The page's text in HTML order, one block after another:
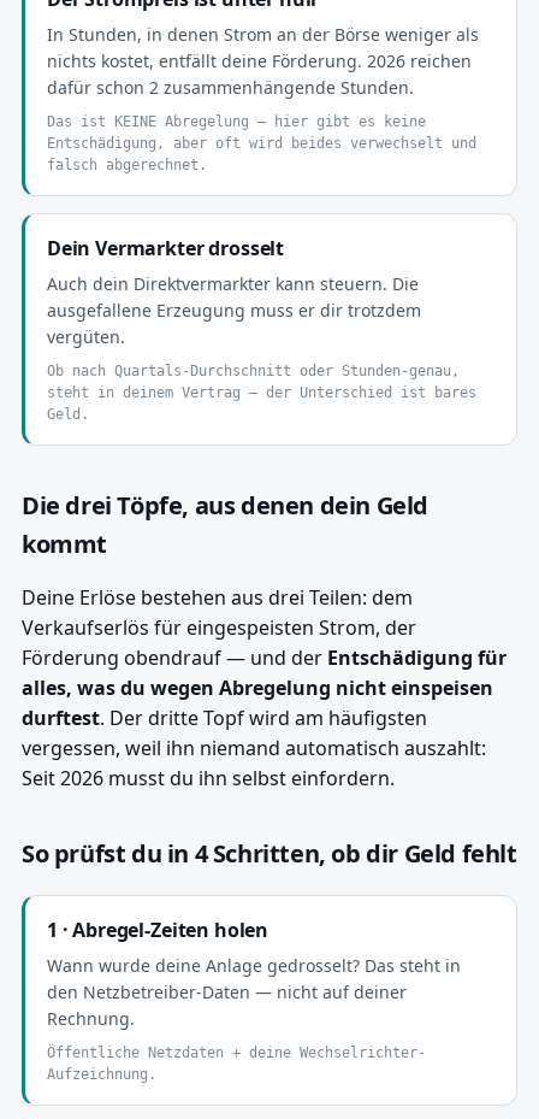
In Stunden, in denen Strom an der Börse weniger als
nichts kostet, entfällt deine Förderung. 2026 reichen
dafür schon 2 zusammenhängende Stunden.
Das ist KEINE Abregelung — hier gibt es keine
Entschädigung, aber oft wird beides verwechselt und
falsch abgerechnet.
Dein Vermarkter drosselt
Auch dein Direktvermarkter kann steuern. Die
ausgefallene Erzeugung muss er dir trotzdem
vergüten.
Ob nach Quartals-Durchschnitt oder Stunden-genau,
steht in deinem Vertrag — der Unterschied ist bares
Geld.
Die drei Töpfe, aus denen dein Geld
kommt
Deine Erlöse bestehen aus drei Teilen: dem
Verkaufserlös für eingespeisten Strom, der
Förderung obendrauf — und der Entschädigung für
alles, was du wegen Abregelung nicht einspeisen
durftest. Der dritte Topf wird am häufigsten
vergessen, weil ihn niemand automatisch auszahlt:
Seit 2026 musst du ihn selbst einfordern.
So prüfst du in 4 Schritten, ob dir Geld fehlt
1 · Abregel-Zeiten holen
Wann wurde deine Anlage gedrosselt? Das steht in
den Netzbetreiber-Daten — nicht auf deiner
Rechnung.
Öffentliche Netzdaten + deine Wechselrichter-
Aufzeichnung.